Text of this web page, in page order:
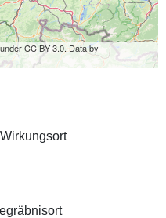
CC BY 3.0. Data by
Wirkungsort